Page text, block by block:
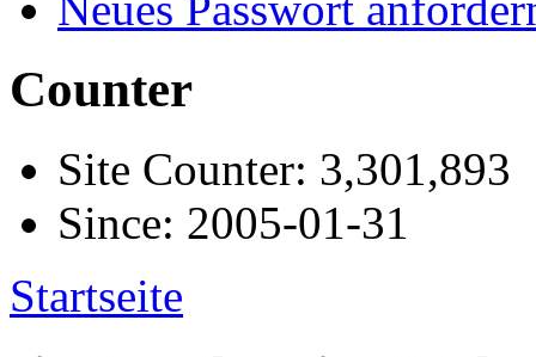
Counter
Site Counter: 3,301,893
Since: 2005-01-31
Startseite